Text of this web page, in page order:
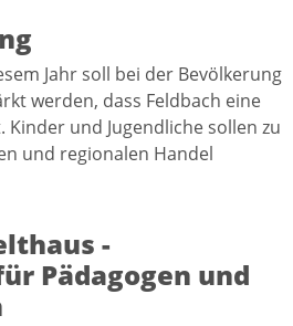
Jahr soll bei der Bevölkerung
werden, dass Feldbach eine
Kinder und Jugendliche sollen zu
und regionalen Handel
-
Pädagogen und